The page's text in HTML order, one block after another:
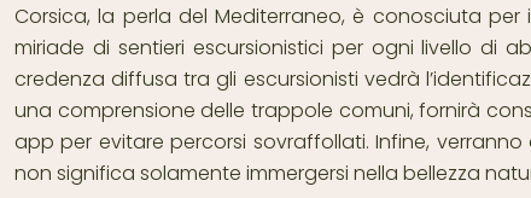
Corsica, la perla del Mediterraneo, è conosciuta
miriade di sentieri escursionistici per ogni livello di
credenza diffusa tra gli escursionisti vedrà
una comprensione delle trappole comuni, fornirà
app per evitare percorsi sovraffollati. Infine,
non significa solamente immergersi nella bellezza